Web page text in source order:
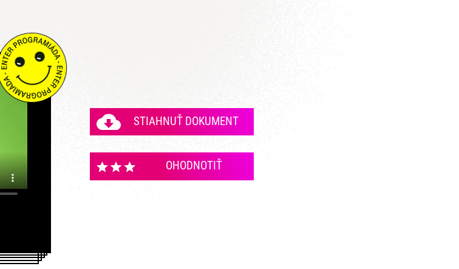
STIAHNUŤ DOKUMENT
OHODNOTIŤ